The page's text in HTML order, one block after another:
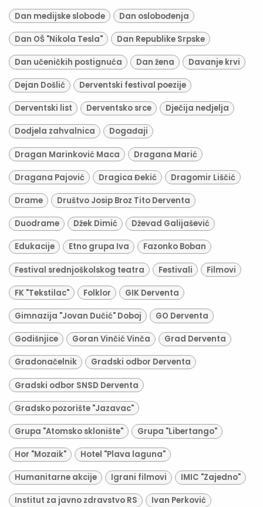
Dan medijske slobode Dan oslobođenja
Dan OŠ "Nikola Tesla" Dan Republike Srpske
Dan učeničkih postignuća Dan žena Davanje krvi
Dejan Došlić Derventski festival poezije
Derventski list Derventsko srce Dječija nedjelja
Dodjela zahvalnica Događaji
Dragan Marinković Maca Dragana Marić
Dragana Pajović Dragica Đekić Dragomir Liščić
Drame Društvo Josip Broz Tito Derventa
Duodrame Džek Dimić Dževad Galijašević
Edukacije Etno grupa Iva Fazonko Boban
Festival srednjoškolskog teatra Festivali Filmovi
FK "Tekstilac" Folklor GIK Derventa
Gimnazija "Jovan Dučić" Doboj GO Derventa
Godišnjice Goran Vinčić Vinča Grad Derventa
Gradonačelnik Gradski odbor Derventa
Gradski odbor SNSD Derventa
Gradsko pozorište "Jazavac"
Grupa "Atomsko sklonište" Grupa "Libertango"
Hor "Mozaik" Hotel "Plava laguna"
Humanitarne akcije Igrani filmovi IMIC "Zajedno"
Institut za javno zdravstvo RS Ivan Perković